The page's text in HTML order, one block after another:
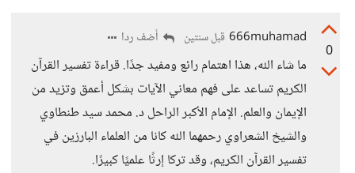
0
666muhamad قبل سنتين أضف ردا
ما شاء الله، هذا اهتمام رائع ومفيد جدًا. قراءة تفسير القرآن
الكريم تساعد على فهم معاني الآيات بشكل أعمق وتزيد من
الإيمان والعلم. الإمام الأكبر الراحل د. محمد سيد طنطاوي
والشيخ الشعراوي رحمهما الله كانا من العلماء البارزين في
تفسير القرآن الكريم، وقد تركا إرثًا علميًا كبيرًا.